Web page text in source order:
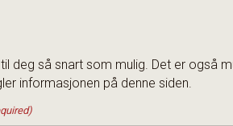
deg så snart som mulig. Det er også
informasjonen på denne siden.